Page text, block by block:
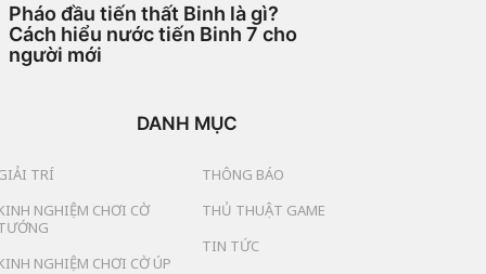
Pháo đầu tiến thất Binh là gì?
Cách hiểu nước tiến Binh 7 cho
người mới
DANH MỤC
TRÍ
NGHIỆM CHƠI CỜ
NGHIỆM CHƠI CỜ ÚP
THÔNG BÁO
THỦ THUẬT GAME
TIN TỨC